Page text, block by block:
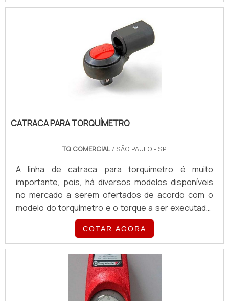
chegam no torque estabelecido fazem um estalo
para avisar.São encontrados em oficinas
mecânicas, retíficas de motores, em montadoras de
veículos, indústrias nas áreas de manutenção de
máquinas e equipamentos, Instalado.
CATRACA PARA TORQUÍMETRO
TQ COMERCIAL / SÃO PAULO - SP
A linha de catraca para torquímetro é muito
importante, pois, há diversos modelos disponíveis
no mercado a serem ofertados de acordo com o
modelo do torquímetro e o torque a ser executado,
podendo ser usado uma catraca reversível oval ou
redonda ou uma catraca de sobrepor, o ponto que
devemos nos atentar é a quantidade de dentes que
a catraca.Na atualidade existem diversas catracas
com dentições variadas, podem danificar a catraca
prematuramente excedendo sua capacidade de
torque.A catraca torqu.
COTAR AGORA